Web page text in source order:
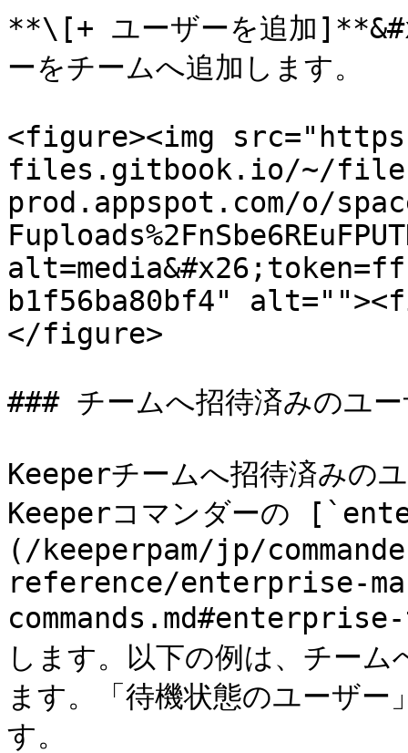
**\[+ ユーザーを追加
ーをチームへ追加します。
<figure><img
files.gitbook.io/~/
prod.appspot.com/o/
b1f56ba80bf4"
</figure>
### チームへ招待済みのユ
Keeperチームへ招待済みの
Keeperコマンダーの
(/keeperpam/jp/
reference/enterprise-
commands.md#enterprise-
します。以下の例は、チー
ます。「待機状態のユーザ
す。